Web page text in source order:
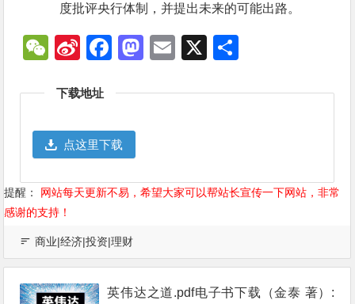
度批评央行体制，并提出未来的可能出路。
WeChat
SinaFacebook
Mastodon
Email
X
下载地址
点这里下载
提醒：
网站每天更新不易，希望大家可以帮站长宣传一下网站，非常
感谢的支持！
商业|经济|投资|理财
英伟达之道.pdf电子书下载（金泰 著）: